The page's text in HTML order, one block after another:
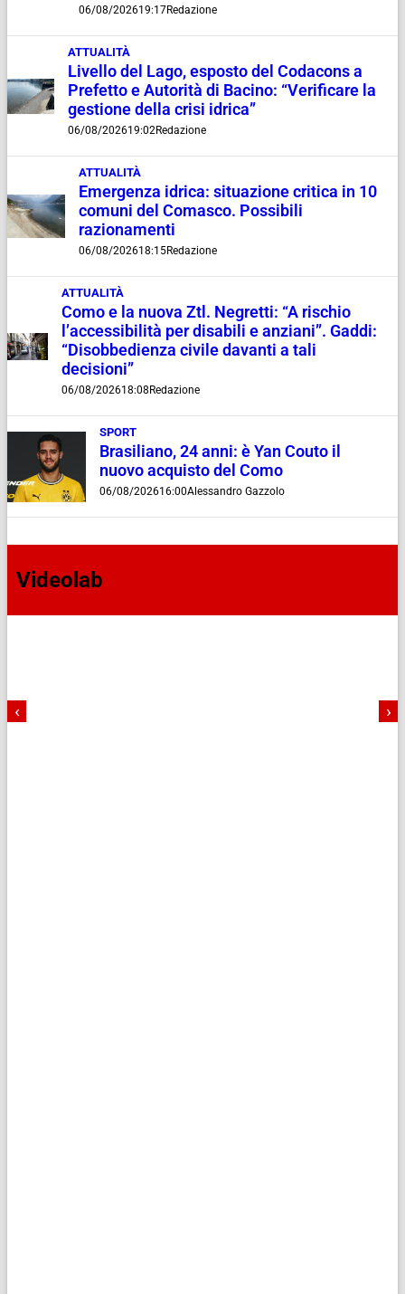
06/08/202619:17Redazione
ATTUALITÀ
Livello del Lago, esposto del Codacons a
Prefetto e Autorità di Bacino: “Verificare la
gestione della crisi idrica”
06/08/202619:02Redazione
ATTUALITÀ
Emergenza idrica: situazione critica in 10
comuni del Comasco. Possibili
razionamenti
06/08/202618:15Redazione
ATTUALITÀ
Como e la nuova Ztl. Negretti: “A rischio
l’accessibilità per disabili e anziani”. Gaddi:
“Disobbedienza civile davanti a tali
decisioni”
06/08/202618:08 Redazione
SPORT
Brasiliano, 24 anni: è Yan Couto il
nuovo acquisto del Como
06/08/202616:00Alessandro Gazzolo
Videolab
‹ ›